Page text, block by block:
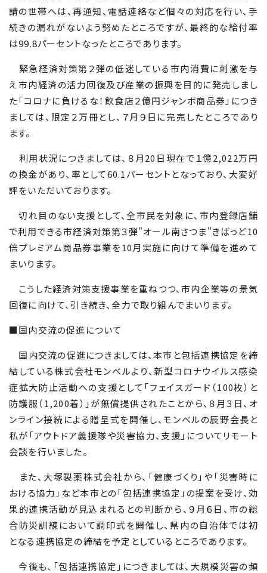
請の世帯へは、再通知、電話連絡など個々の対応を行い、手
続きの漏れがないよう努めたところですが、最終的な給付率
は99.8パーセントなったところであります。
緊急経済対策第２弾の低迷している市内消費に刺激を与
え市内経済の活力回復及び産業の振興を目的に発売しまし
た「コロナに負けるな！飲食店２億円ジャンボ商品券」につき
ましては、限定２万冊とし、７月９日に完売したところであり
ます。
利用状況につきましては、８月20 日現在で１億2,022万円
の換金があり、率として60.1 パーセントとなっており、大変好
評をいただいております。
切れ目のない支援として、全市民を対象に、市内登録店舗
で利用できる市経済対策第３弾"オール南さつま"きばっど10
倍プレミアム商品券事業を10月実施に向けて準備を進めて
まいります。
こうした経済対策支援事業を重ねつつ、市内企業等の景気
回復に向けて、引き続き、全力で取り組んでまいります。
■国内交流の促進について
国内交流の促進につきましては、本市と包括連携協定を締
結している株式会社モンベルより、新型コロナウイルス感染
症拡大防止活動への支援として「フェイスガード（100枚）と
防護服（1,200着）」が無償提供されたことから、８月３日、オ
ンライン接続による贈呈式を開催し、モンベルの辰野会長と
私が「アウトドア義援隊や災害協力、支援」についてリモート
会談を行いました。
また、大塚製薬株式会社から、「健康づくり」や「災害時に
おける協力」など本市との「包括連携協定」の提案を受け、効
果的連携活動が見込まれるとの判断から、９月６日、市の総
合防災訓練において調印式を開催し、県内の自治体では初
となる連携協定の締結を予定としているところであります。
今後も、「包括連携協定」につきましては、大規模災害の頻